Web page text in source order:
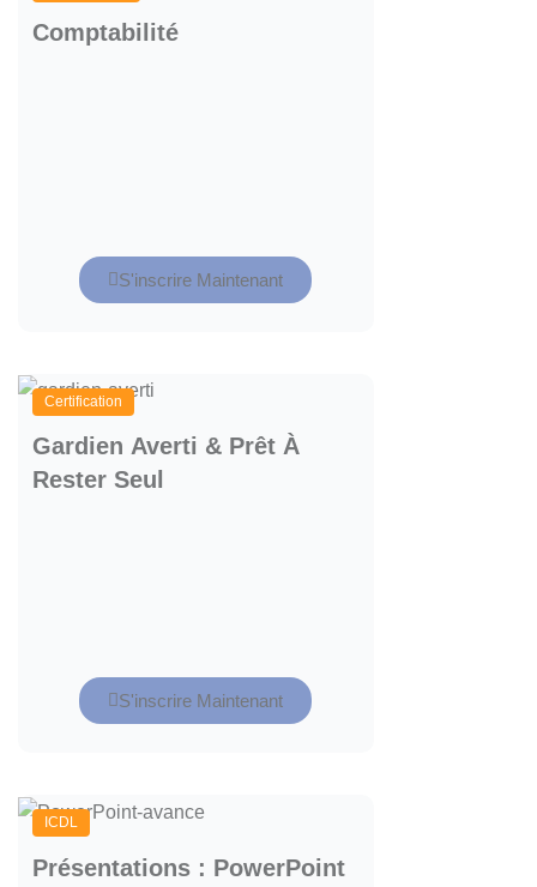
Comptabilité
S'inscrire Maintenant
Certification
Gardien Averti & Prêt À
Rester Seul
S'inscrire Maintenant
ICDL
Présentations : PowerPoint